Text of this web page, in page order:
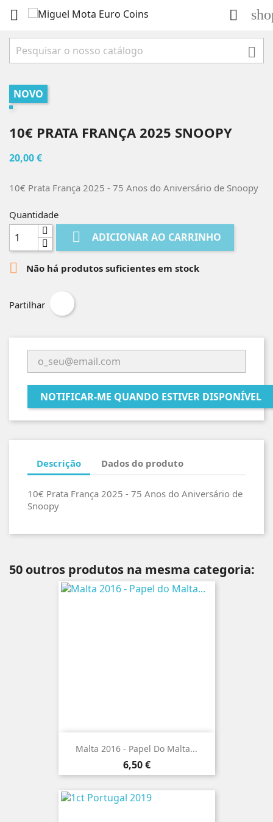
 

NOVO
10€ PRATA FRANÇA 2025 SNOOPY
20,00 €
10€ Prata França 2025 - 75 Anos do Aniversário de Snoopy
Quantidade
 ADICIONAR AO CARRINHO
 Não há produtos suficientes em stock
Partilhar
NOTIFICAR-ME QUANDO ESTIVER DISPONÍVEL
Descrição Dados do produto
10€ Prata França 2025 - 75 Anos do Aniversário de
Snoopy
50 outros produtos na mesma categoria:
Malta 2016 - Papel Do Malta...
Preço
6,50 €